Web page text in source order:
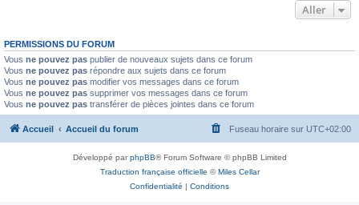
Aller
PERMISSIONS DU FORUM
Vous ne pouvez pas publier de nouveaux sujets dans ce forum
Vous ne pouvez pas répondre aux sujets dans ce forum
Vous ne pouvez pas modifier vos messages dans ce forum
Vous ne pouvez pas supprimer vos messages dans ce forum
Vous ne pouvez pas transférer de pièces jointes dans ce forum
Accueil Accueil du forum Fuseau horaire sur UTC+02:00
Développé parphpBB® Forum Software © phpBB Limited
Traduction française officielle ©Miles Cellar
Confidentialité | Conditions